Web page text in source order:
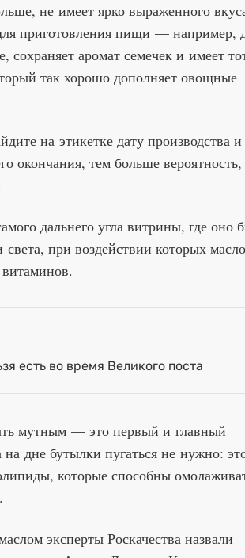
не имеет ярко выраженного
приготовления пищи — например,
аромат семечек и имеет
так хорошо дополняет овощные
на этикетке дату производства
окончания, тем больше вероятность,
дальнего угла витрины, где оно
при воздействии которых масло
есть во время Великого поста
мутным — это первый и главный
дне бутылки пугаться не нужно:
которые способны
эксперты Роскачества назвали